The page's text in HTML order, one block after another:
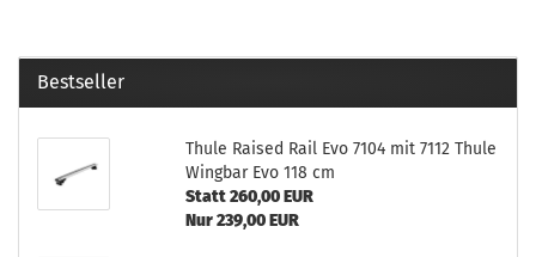
Bestseller
Thule Raised Rail Evo 7104 mit 7112 Thule
Wingbar Evo 118 cm
Statt 260,00 EUR
Nur 239,00 EUR